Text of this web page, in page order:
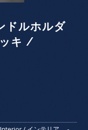
ドルホルダ
キ /